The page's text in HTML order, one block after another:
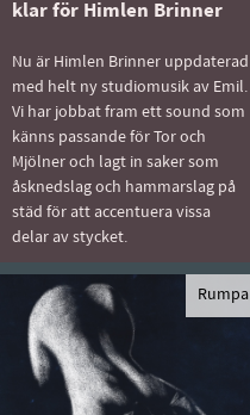
klar för Himlen Brinner
Nu är Himlen Brinner uppdaterad
med helt ny studiomusik av Emil.
Vi har jobbat fram ett sound som
känns passande för Tor och
Mjölner och lagt in saker som
åsknedslag och hammarslag på
städ för att accentuera vissa
delar av stycket.
Rumpa